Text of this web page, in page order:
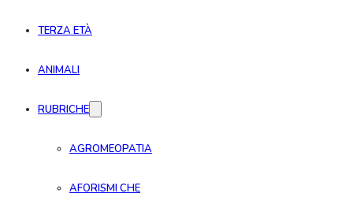
TERZA ETÀ
ANIMALI
RUBRICHE
AGROMEOPATIA
AFORISMI CHE